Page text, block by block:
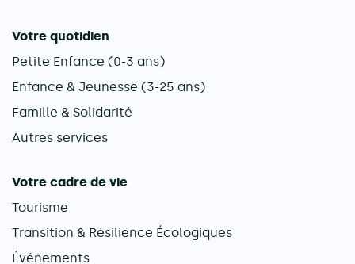
Votre quotidien
Petite Enfance (0-3 ans)
Enfance & Jeunesse (3-25 ans)
Famille & Solidarité
Autres services
Votre cadre de vie
Tourisme
Transition & Résilience Écologiques
Événements